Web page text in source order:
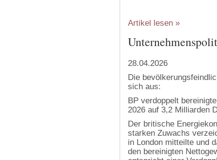
Artikel lesen »
28.04.2026
Die
sich aus:
BP verdoppelt
2026 auf 3,2 Milliarden
Der britische
starken Zuwachs
in London mitteilte und
den bereinigten